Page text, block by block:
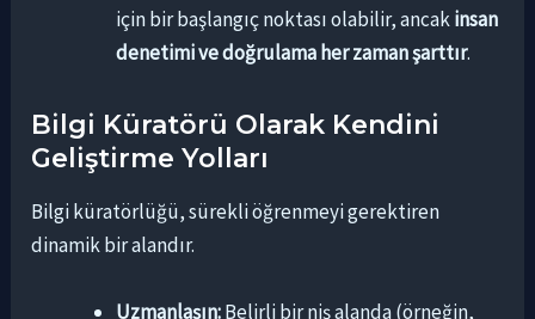
için bir başlangıç noktası olabilir, ancakinsan
denetimi ve doğrulama her zaman şarttır.
Bilgi Küratörü Olarak Kendini
Geliştirme Yolları
Bilgi küratörlüğü, sürekli öğrenmeyi gerektiren
dinamik bir alandır.
Uzmanlaşın:Belirli bir niş alanda (örneğin,